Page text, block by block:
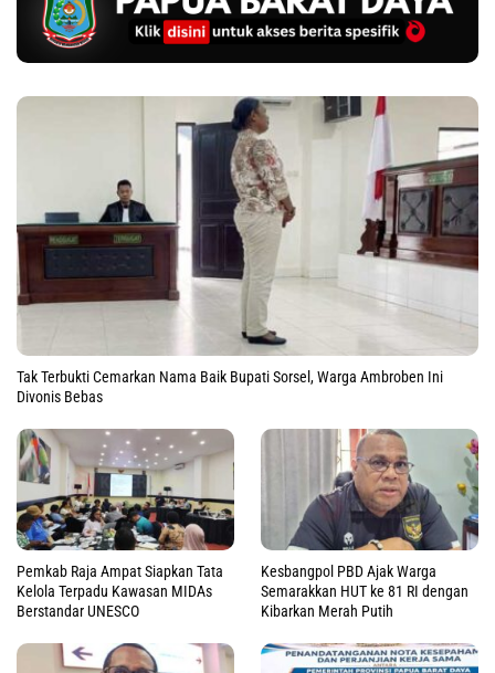
Tak Terbukti Cemarkan Nama Baik Bupati Sorsel, Warga Ambroben Ini
Divonis Bebas
Pemkab Raja Ampat Siapkan Tata
Kelola Terpadu Kawasan MIDAs
Berstandar UNESCO
Kesbangpol PBD Ajak Warga
Semarakkan HUT ke 81 RI dengan
Kibarkan Merah Putih